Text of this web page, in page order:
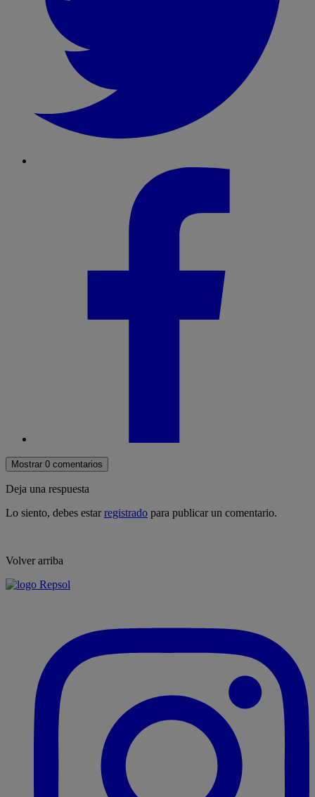
Mostrar 0 comentarios
Deja una respuesta
Lo siento, debes estarregistrado para publicar un comentario.
Volver arriba